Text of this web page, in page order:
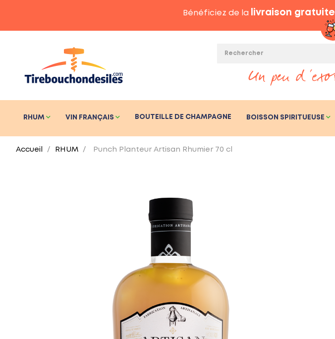
Bénéficiez de la livraison gratuite
RHUM VIN FRANÇAIS BOUTEILLE DE CHAMPAGNE BOISSON SPIRITUEUSE
Accueil RHUM Punch Planteur Artisan Rhumier 70 cl